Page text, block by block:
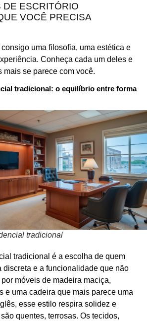
DE ESCRITÓRIO
VOCÊ PRECISA
uma filosofia, uma estética e
Conheça cada um deles e
mais se parece com você.
tradicional: o equilíbrio entre forma
tradicional
tradicional é a escolha de quem
discreta e a funcionalidade que não
móveis de madeira maciça,
e uma cadeira que mais parece uma
esse estilo respira solidez e
quentes, terrosas. Os tecidos,